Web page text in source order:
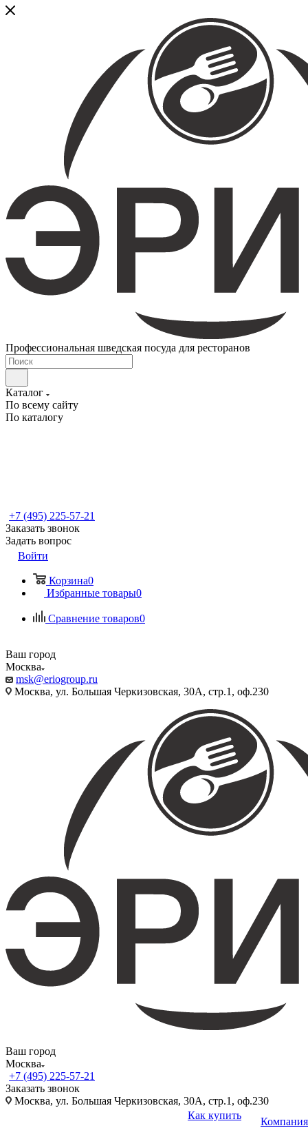
Профессиональная шведская посуда для ресторанов
Каталог
По всему сайту
По каталогу
+7 (495) 225-57-21
Заказать звонок
Задать вопрос
Войти
Корзина0
Избранные товары0
Сравнение товаров0
Ваш город
Москва
msk@eriogroup.ru
Москва, ул. Большая Черкизовская, 30А, стр.1, оф.230
Ваш город
Москва
+7 (495) 225-57-21
Заказать звонок
Москва, ул. Большая Черкизовская, 30А, стр.1, оф.230
Как купить
Компания